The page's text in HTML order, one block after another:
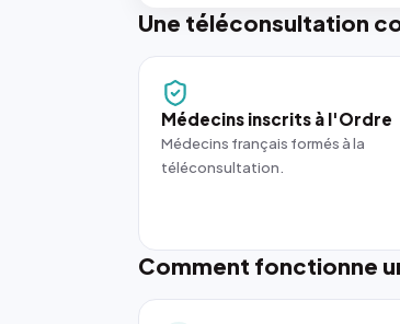
Une téléconsultation
Médecins inscrits à l'Ordre
Médecins français formés à la
téléconsultation.
Comment fonctionne